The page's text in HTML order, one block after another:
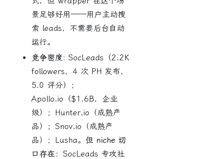
景足够好用——用户主动搜
索 leads，不需要后台自动
运行。
竞争密度: SocLeads（2.2K
followers，4 次 PH 发布，
5.0 评分）；
Apollo.io（$1.6B，企业
级）；Hunter.io（成熟产
品）；Snov.io（成熟产
品）；Lusha。 但 niche 切
口存在 ：SocLeads 专攻社